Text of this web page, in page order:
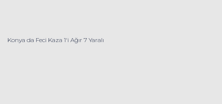
Konya da Feci Kaza 1'i Ağır 7 Yaralı